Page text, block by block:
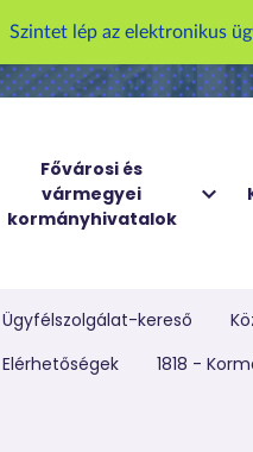
Szintet lép az elektronikus
Fővárosi és
vármegyei
kormányhivatalok
Kereső melletti
Ügyfélszolgálat-kereső
Elérhetőségek
1818 -